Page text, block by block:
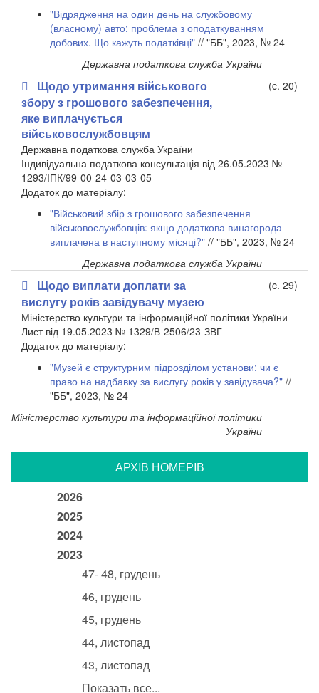
"Відрядження на один день на службовому
(власному) авто: проблема з оподаткуванням
добових. Що кажуть податківці" // "ББ", 2023, № 24
Державна податкова служба України
Щодо утримання військового
збору з грошового забезпечення,
яке виплачується
військовослужбовцям
(c. 20)
Державна податкова служба України
Індивідуальна податкова консультація від 26.05.2023 №
1293/ІПК/99-00-24-03-03-05
​Додаток до матеріалу:
"Військовий збір з грошового забезпечення
військовослужбовців: якщо додаткова винагорода
виплачена в наступному місяці?" // "ББ", 2023, № 24
Державна податкова служба України
Щодо виплати доплати за
вислугу років завідувачу музею
(c. 29)
Міністерство культури та інформаційної політики України
Лист від 19.05.2023 № 1329/В-2506/23-ЗВГ
​Додаток до матеріалу:
"Музей є структурним підрозділом установи: чи є
право на надбавку за вислугу років у завідувача?" //
"ББ", 2023, № 24
Міністерство культури та інформаційної політики
України
АРХIВ НОМЕРIВ
2026
2025
2024
2023
47- 48, грудень
46, грудень
45, грудень
44, листопад
43, листопад
Показать все...